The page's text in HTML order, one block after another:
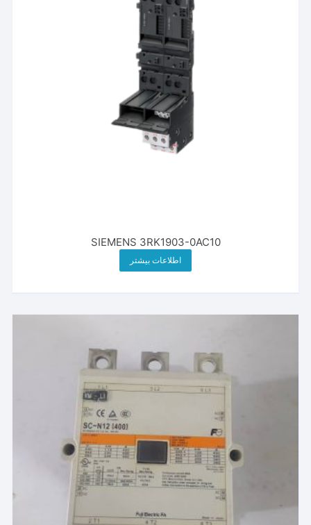
SIEMENS 3RK1903-0AC10
اطلاعات بیشتر